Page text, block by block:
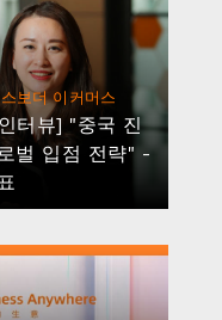
보더 이커머스
터뷰] "중국 진
벌 입점 전략" -